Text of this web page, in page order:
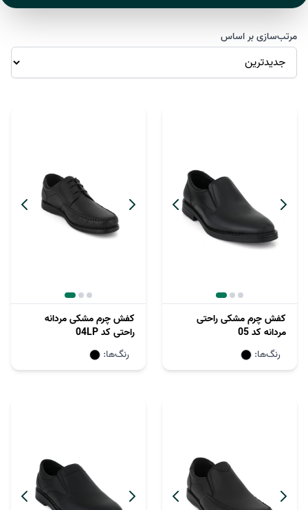
مرتب‌سازی بر اساس
کفش چرم مشکی راحتی
مردانه کد 05
رنگ‌ها:
کفش چرم مشکی مردانه
راحتی کد 04LP
رنگ‌ها: